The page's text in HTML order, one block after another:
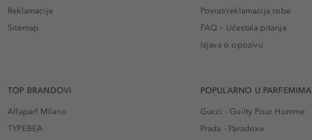
Reklamacije
Sitemap
Povrat/reklamacija robe
FAQ – Učestala pitanja
Izjava o opozivu
TOP BRANDOVI
Alfaparf Milano
TYPEBEA
POPULARNO U PARFEMIMA
Gucci - Guilty Pour Homme
Prada - Paradoxe